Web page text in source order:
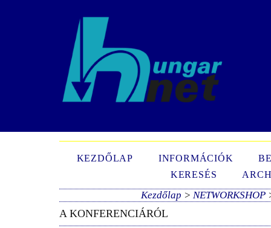
KEZDŐLAP INFORMÁCIÓK
KERESÉS
Kezdőlap >NETWORKSHOP
A KONFERENCIÁRÓL